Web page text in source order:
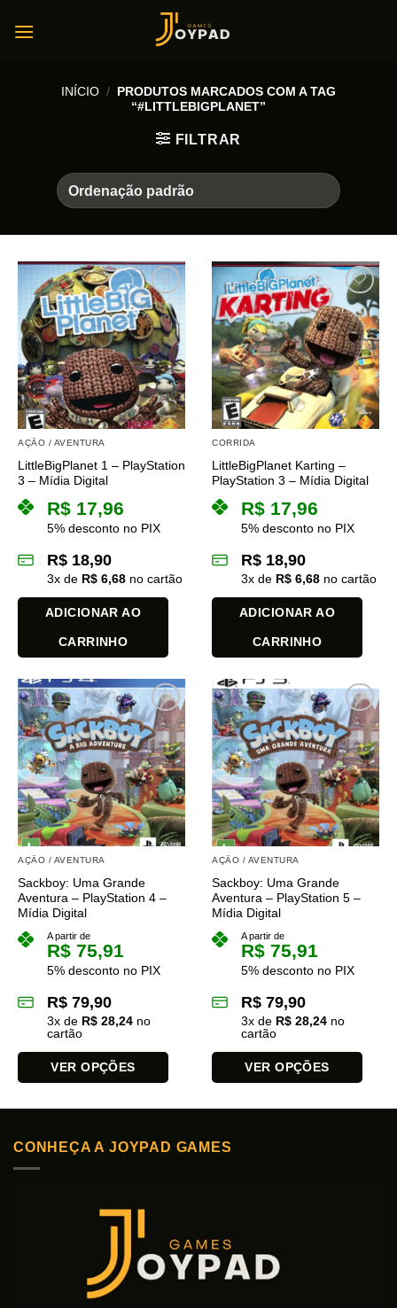
INÍCIO / PRODUTOS MARCADOS COM A TAG
“#LITTLEBIGPLANET”
FILTRAR
AÇÃO / AVENTURA
LittleBigPlanet 1 – PlayStation
3 – Mídia Digital
R$ 17,96
5% desconto no PIX
R$ 18,90
3x de R$ 6,68 no cartão
ADICIONAR AO
CARRINHO
CORRIDA
LittleBigPlanet Karting –
PlayStation 3 – Mídia Digital
R$ 17,96
5% desconto no PIX
R$ 18,90
3x de R$ 6,68 no cartão
ADICIONAR AO
CARRINHO
AÇÃO / AVENTURA
Sackboy: Uma Grande
Aventura – PlayStation 4 –
Mídia Digital
A partir de
R$ 75,91
5% desconto no PIX
R$ 79,90
3x de R$ 28,24 no
cartão
VER OPÇÕES
produto
várias
variantes.
AÇÃO / AVENTURA
Sackboy: Uma Grande
Aventura – PlayStation 5 –
Mídia Digital
A partir de
R$ 75,91
5% desconto no PIX
R$ 79,90
3x de R$ 28,24 no
cartão
VER OPÇÕES
produto
várias
ser
escolhidas
na
CONHEÇA A JOYPAD GAMES